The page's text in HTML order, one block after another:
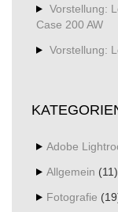
Vorstellung:
Case 200 AW
Vorstellung:
Adobe
Allgemein (11)
Fotografie